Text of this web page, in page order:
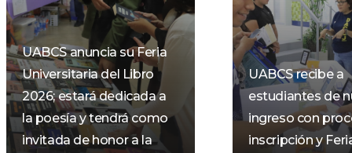
UABCS anuncia su Feria
Universitaria del Libro
2026; estará dedicada a
la poesía y tendrá como
invitada de honor a la
UABCS recibe a
estudiantes de
ingreso con
inscripción y